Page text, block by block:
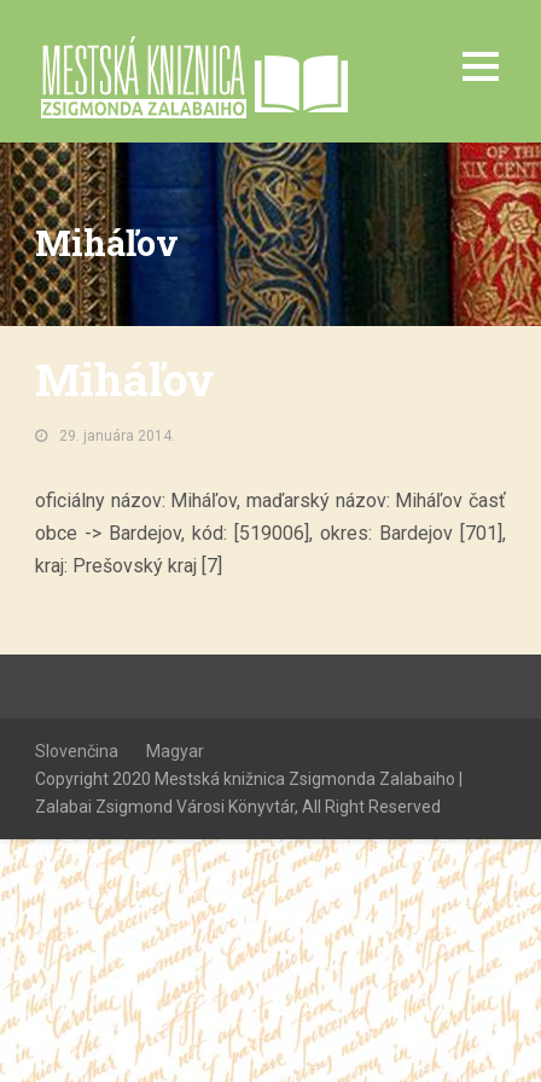
Miháľov
Miháľov
29. januára 2014.
oficiálny názov: Miháľov, maďarský názov: Miháľov časť
obce -> Bardejov, kód: [519006], okres: Bardejov [701],
kraj: Prešovský kraj [7]
Slovenčina
Magyar
Copyright 2020 Mestská knižnica Zsigmonda Zalabaiho |
Zalabai Zsigmond Városi Könyvtár, All Right Reserved